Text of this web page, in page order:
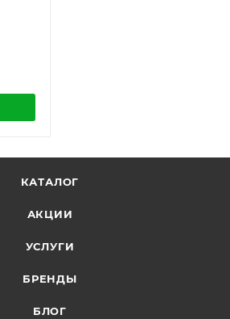
КАТАЛОГ
АКЦИИ
УСЛУГИ
БРЕНДЫ
БЛОГ